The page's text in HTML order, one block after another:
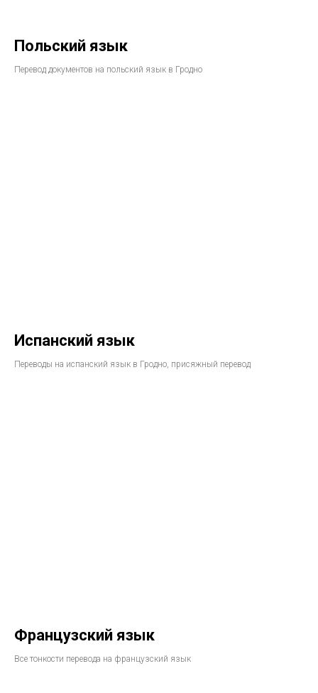
Польский язык
Перевод документов на польский язык в Гродно
Испанский язык
Переводы на испанский язык в Гродно, присяжный перевод
Французский язык
Все тонкости перевода на французский язык